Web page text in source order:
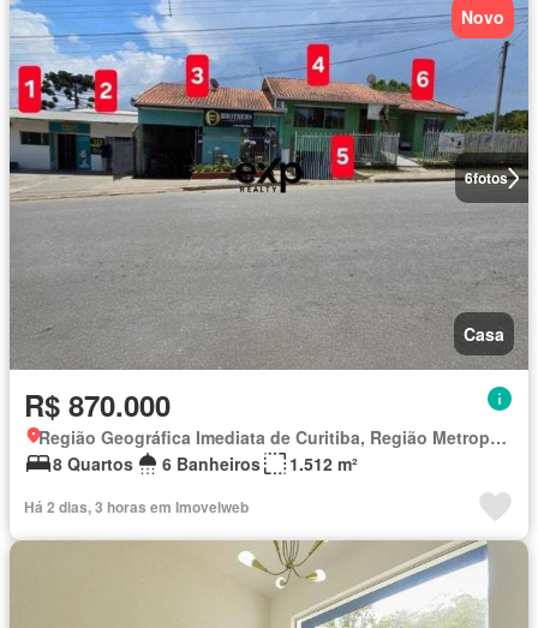
6fotos
Novo
Casa
R$ 870.000
Região Geográfica Imediata de Curitiba, Região Metropolitana de Curitiba
8 Quartos
6 Banheiros 1.512 m²
Há 2 dias, 3 horas em Imovelweb